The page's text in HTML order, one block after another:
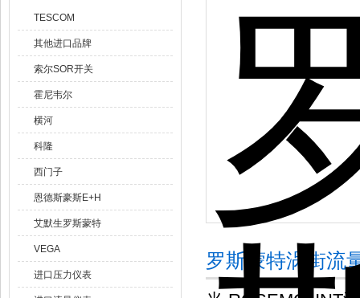
TESCOM
其他进口品牌
索尔SOR开关
霍尼韦尔
横河
科隆
西门子
恩德斯豪斯E+H
艾默生罗斯蒙特
VEGA
进口压力仪表
罗斯蒙特涡街流